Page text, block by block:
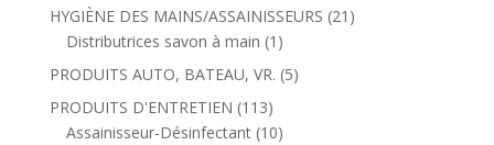
HYGIÈNE DES MAINS/ASSAINISSEURS (21)
Distributrices savon à main (1)
PRODUITS AUTO, BATEAU, VR. (5)
PRODUITS D'ENTRETIEN (113)
Assainisseur-Désinfectant (10)